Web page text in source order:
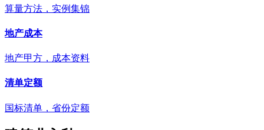
算量方法，实例集锦
地产成本
地产甲方，成本资料
清单定额
国标清单，省份定额